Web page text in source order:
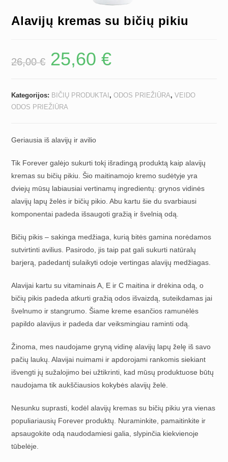
Alavijų kremas su bičių pikiu
26,00€
Original
price
was:
25,60€
Kategorijos: BIČIŲ PRODUKTAI ,ODOS PRIEŽIŪRA,VEIDO
ODOS PRIEŽIŪRA
Geriausia iš alavijų ir avilio
Tik Forever galėjo sukurti tokį išradingą produktą kaip alavijų
kremas su bičių pikiu. Šio maitinamojo kremo sudėtyje yra
dviejų mūsų labiausiai vertinamų ingredientų: grynos vidinės
alavijų lapų želės ir bičių pikio. Abu kartu šie du svarbiausi
komponentai padeda išsaugoti gražią ir švelnią odą.
Bičių pikis – sakinga medžiaga, kurią bitės gamina norėdamos
sutvirtinti avilius. Pasirodo, jis taip pat gali sukurti natūralų
barjerą, padedantį sulaikyti odoje vertingas alavijų medžiagas.
Alavijai kartu su vitaminais A, E ir C maitina ir drėkina odą, o
bičių pikis padeda atkurti gražią odos išvaizdą, suteikdamas jai
švelnumo ir stangrumo. Šiame kreme esančios ramunėlės
papildo alavijus ir padeda dar veiksmingiau raminti odą.
Žinoma, mes naudojame gryną vidinę alavijų lapų želę iš savo
pačių laukų. Alavijai nuimami ir apdorojami rankomis siekiant
išvengti jų sužalojimo bei užtikrinti, kad mūsų produktuose būtų
naudojama tik aukščiausios kokybės alavijų želė.
Nesunku suprasti, kodėl alavijų kremas su bičių pikiu yra vienas
populiariausių Forever produktų. Nuraminkite, pamaitinkite ir
apsaugokite odą naudodamiesi galia, slypinčia kiekvienoje
tūbelėje.